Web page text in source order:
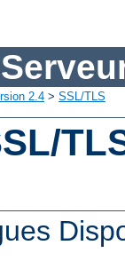
2.4 > SSL/TLS